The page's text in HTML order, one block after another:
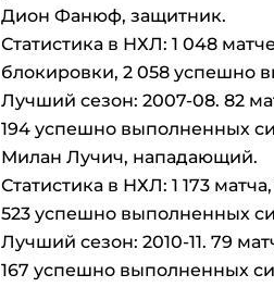
Дион Фанюф, защитник.
Статистика в НХЛ: 1 048
блокировки, 2 058 успешно
Лучший сезон: 2007-08. 82
194 успешно выполненных
Милан Лучич, нападающий.
Статистика в НХЛ: 1 173
523 успешно выполненных
Лучший сезон: 2010-11. 79
167 успешно выполненных